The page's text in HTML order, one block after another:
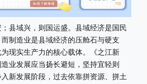
县域兴，则国运盛。县域经济是国民
制造业是县域经济的压舱石与硬支
现实生产力的核心载体。《之江新
业发展应当扬长避短，坚持宜轻则
新发展阶段，过去依靠拼资源、拼土